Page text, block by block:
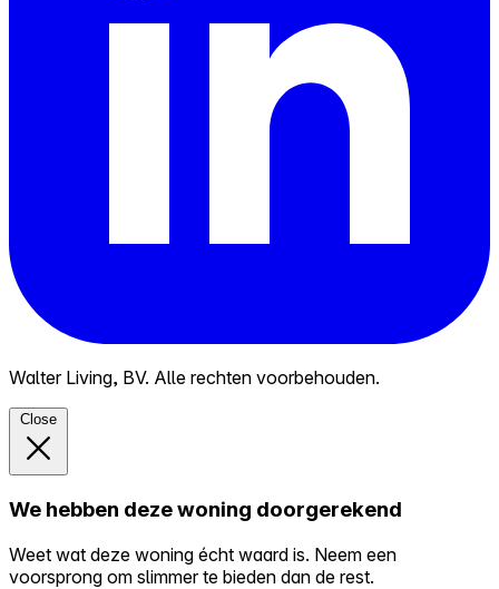
Walter Living, BV. Alle rechten voorbehouden.
Close
We hebben deze woning doorgerekend
Weet wat deze woning écht waard is. Neem een
voorsprong om slimmer te bieden dan de rest.